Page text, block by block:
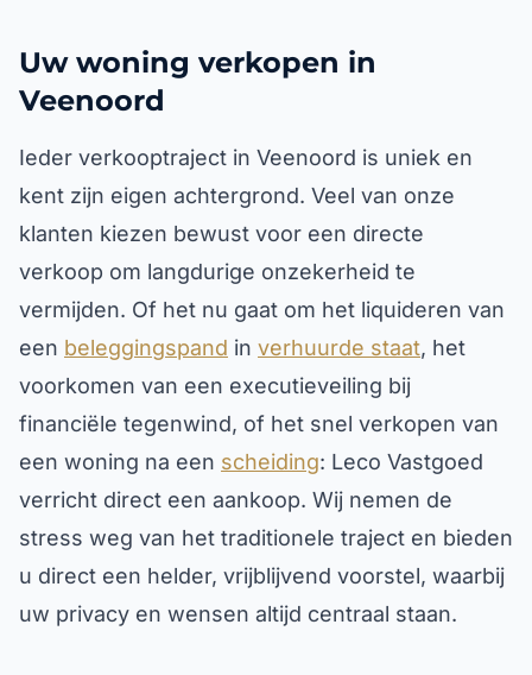
Uw woning verkopen in
Veenoord
Ieder verkooptraject in Veenoord is uniek en
kent zijn eigen achtergrond. Veel van onze
klanten kiezen bewust voor een directe
verkoop om langdurige onzekerheid te
vermijden. Of het nu gaat om het liquideren van
een beleggingspand in verhuurde staat, het
voorkomen van een executieveiling bij
financiële tegenwind, of het snel verkopen van
een woning na een scheiding: Leco Vastgoed
verricht direct een aankoop. Wij nemen de
stress weg van het traditionele traject en bieden
u direct een helder, vrijblijvend voorstel, waarbij
uw privacy en wensen altijd centraal staan.